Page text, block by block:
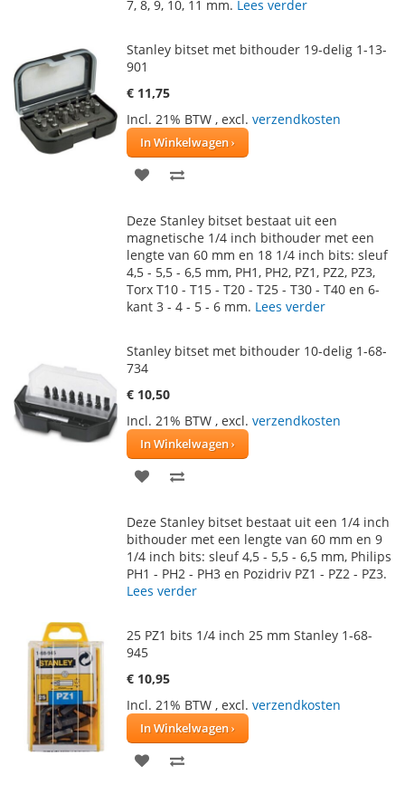
7, 8, 9, 10, 11 mm. Lees verder
Stanley bitset met bithouder 19-delig 1-13-
901
€ 11,75
Incl. 21% BTW , excl. verzendkosten
In Winkelwagen
VOEG
AAN
VERLANGLIJST
TE
VERGELIJKEN
Deze Stanley bitset bestaat uit een
magnetische 1/4 inch bithouder met een
lengte van 60 mm en 18 1/4 inch bits: sleuf
4,5 - 5,5 - 6,5 mm, PH1, PH2, PZ1, PZ2, PZ3,
Torx T10 - T15 - T20 - T25 - T30 - T40 en 6-
kant 3 - 4 - 5 - 6 mm. Lees verder
Stanley bitset met bithouder 10-delig 1-68-
734
€ 10,50
Incl. 21% BTW , excl. verzendkosten
In Winkelwagen
VOEG
AAN
VERLANGLIJST
TE
VERGELIJKEN
Deze Stanley bitset bestaat uit een 1/4 inch
bithouder met een lengte van 60 mm en 9
1/4 inch bits: sleuf 4,5 - 5,5 - 6,5 mm, Philips
PH1 - PH2 - PH3 en Pozidriv PZ1 - PZ2 - PZ3.
Lees verder
25 PZ1 bits 1/4 inch 25 mm Stanley 1-68-
945
€ 10,95
Incl. 21% BTW , excl. verzendkosten
In Winkelwagen
VOEG